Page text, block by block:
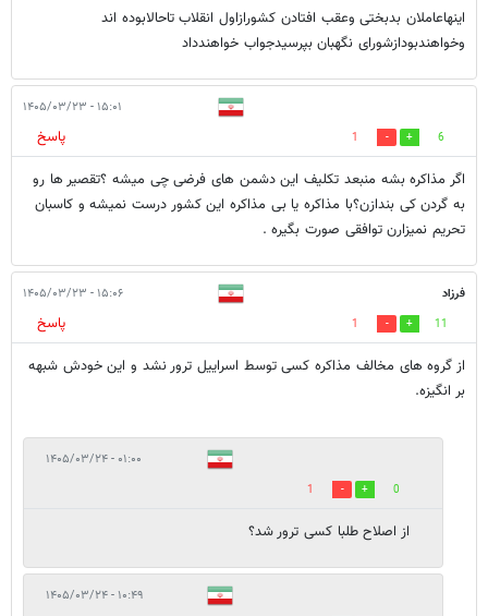
اینهاعاملان بدبختی وعقب افتادن کشورازاول انقلاب تاحالابوده اند
وخواهندبودازشورای نگهبان بپرسیدجواب خواهندداد
۱۵:۰۱ - ۱۴۰۵/۰۳/۲۳
6
1
پاسخ
اگر مذاکره بشه منبعد تکلیف این دشمن های فرضی چی میشه ؟تقصیر ها رو
به گردن کی بندازن؟با مذاکره یا بی مذاکره این کشور درست نمیشه و کاسبان
تحریم نمیزارن توافقی صورت بگیره .
فرزاد ۱۵:۰۶ - ۱۴۰۵/۰۳/۲۳
11
1
پاسخ
از گروه های مخالف مذاکره کسی توسط اسراییل ترور نشد و این خودش شبهه
بر انگیزه.
۰۱:۰۰ - ۱۴۰۵/۰۳/۲۴
0
1
از اصلاح طلبا کسی ترور شد؟
۱۰:۴۹ - ۱۴۰۵/۰۳/۲۴